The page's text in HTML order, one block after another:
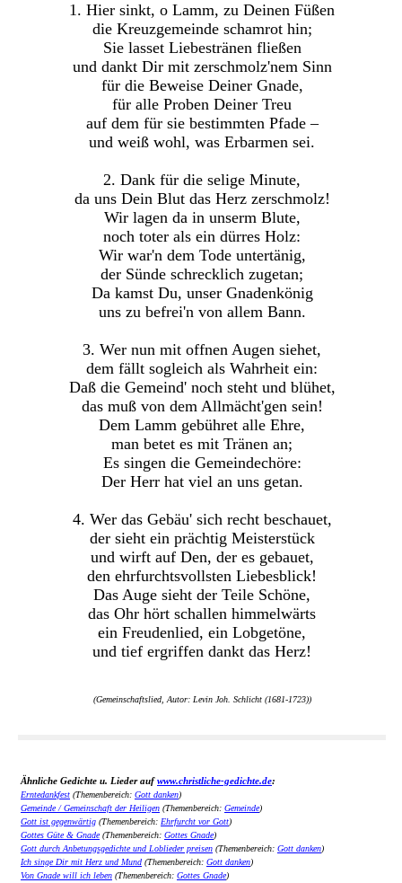
1. Hier sinkt, o Lamm, zu Deinen Füßen
die Kreuzgemeinde schamrot hin;
Sie lasset Liebestränen fließen
und dankt Dir mit zerschmolz'nem Sinn
für die Beweise Deiner Gnade,
für alle Proben Deiner Treu
auf dem für sie bestimmten Pfade –
und weiß wohl, was Erbarmen sei.
2. Dank für die selige Minute,
da uns Dein Blut das Herz zerschmolz!
Wir lagen da in unserm Blute,
noch toter als ein dürres Holz:
Wir war'n dem Tode untertänig,
der Sünde schrecklich zugetan;
Da kamst Du, unser Gnadenkönig
uns zu befrei'n von allem Bann.
3. Wer nun mit offnen Augen siehet,
dem fällt sogleich als Wahrheit ein:
Daß die Gemeind' noch steht und blühet,
das muß von dem Allmächt'gen sein!
Dem Lamm gebühret alle Ehre,
man betet es mit Tränen an;
Es singen die Gemeindechöre:
Der Herr hat viel an uns getan.
4. Wer das Gebäu' sich recht beschauet,
der sieht ein prächtig Meisterstück
und wirft auf Den, der es gebauet,
den ehrfurchtsvollsten Liebesblick!
Das Auge sieht der Teile Schöne,
das Ohr hört schallen himmelwärts
ein Freudenlied, ein Lobgetöne,
und tief ergriffen dankt das Herz!
(Gemeinschaftslied, Autor: Levin Joh. Schlicht (1681-1723))
Ähnliche Gedichte u. Lieder aufwww.christliche-gedichte.de:
Erntedankfest (Themenbereich: Gott danken)
Gemeinde / Gemeinschaft der Heiligen (Themenbereich: Gemeinde)
Gott ist gegenwärtig (Themenbereich: Ehrfurcht vor Gott)
Gottes Güte & Gnade(Themenbereich: Gottes Gnade)
Gott durch Anbetungsgedichte und Loblieder preisen (Themenbereich: Gott danken)
Ich singe Dir mit Herz und Mund (Themenbereich: Gott danken)
Von Gnade will ich leben (Themenbereich: Gottes Gnade)